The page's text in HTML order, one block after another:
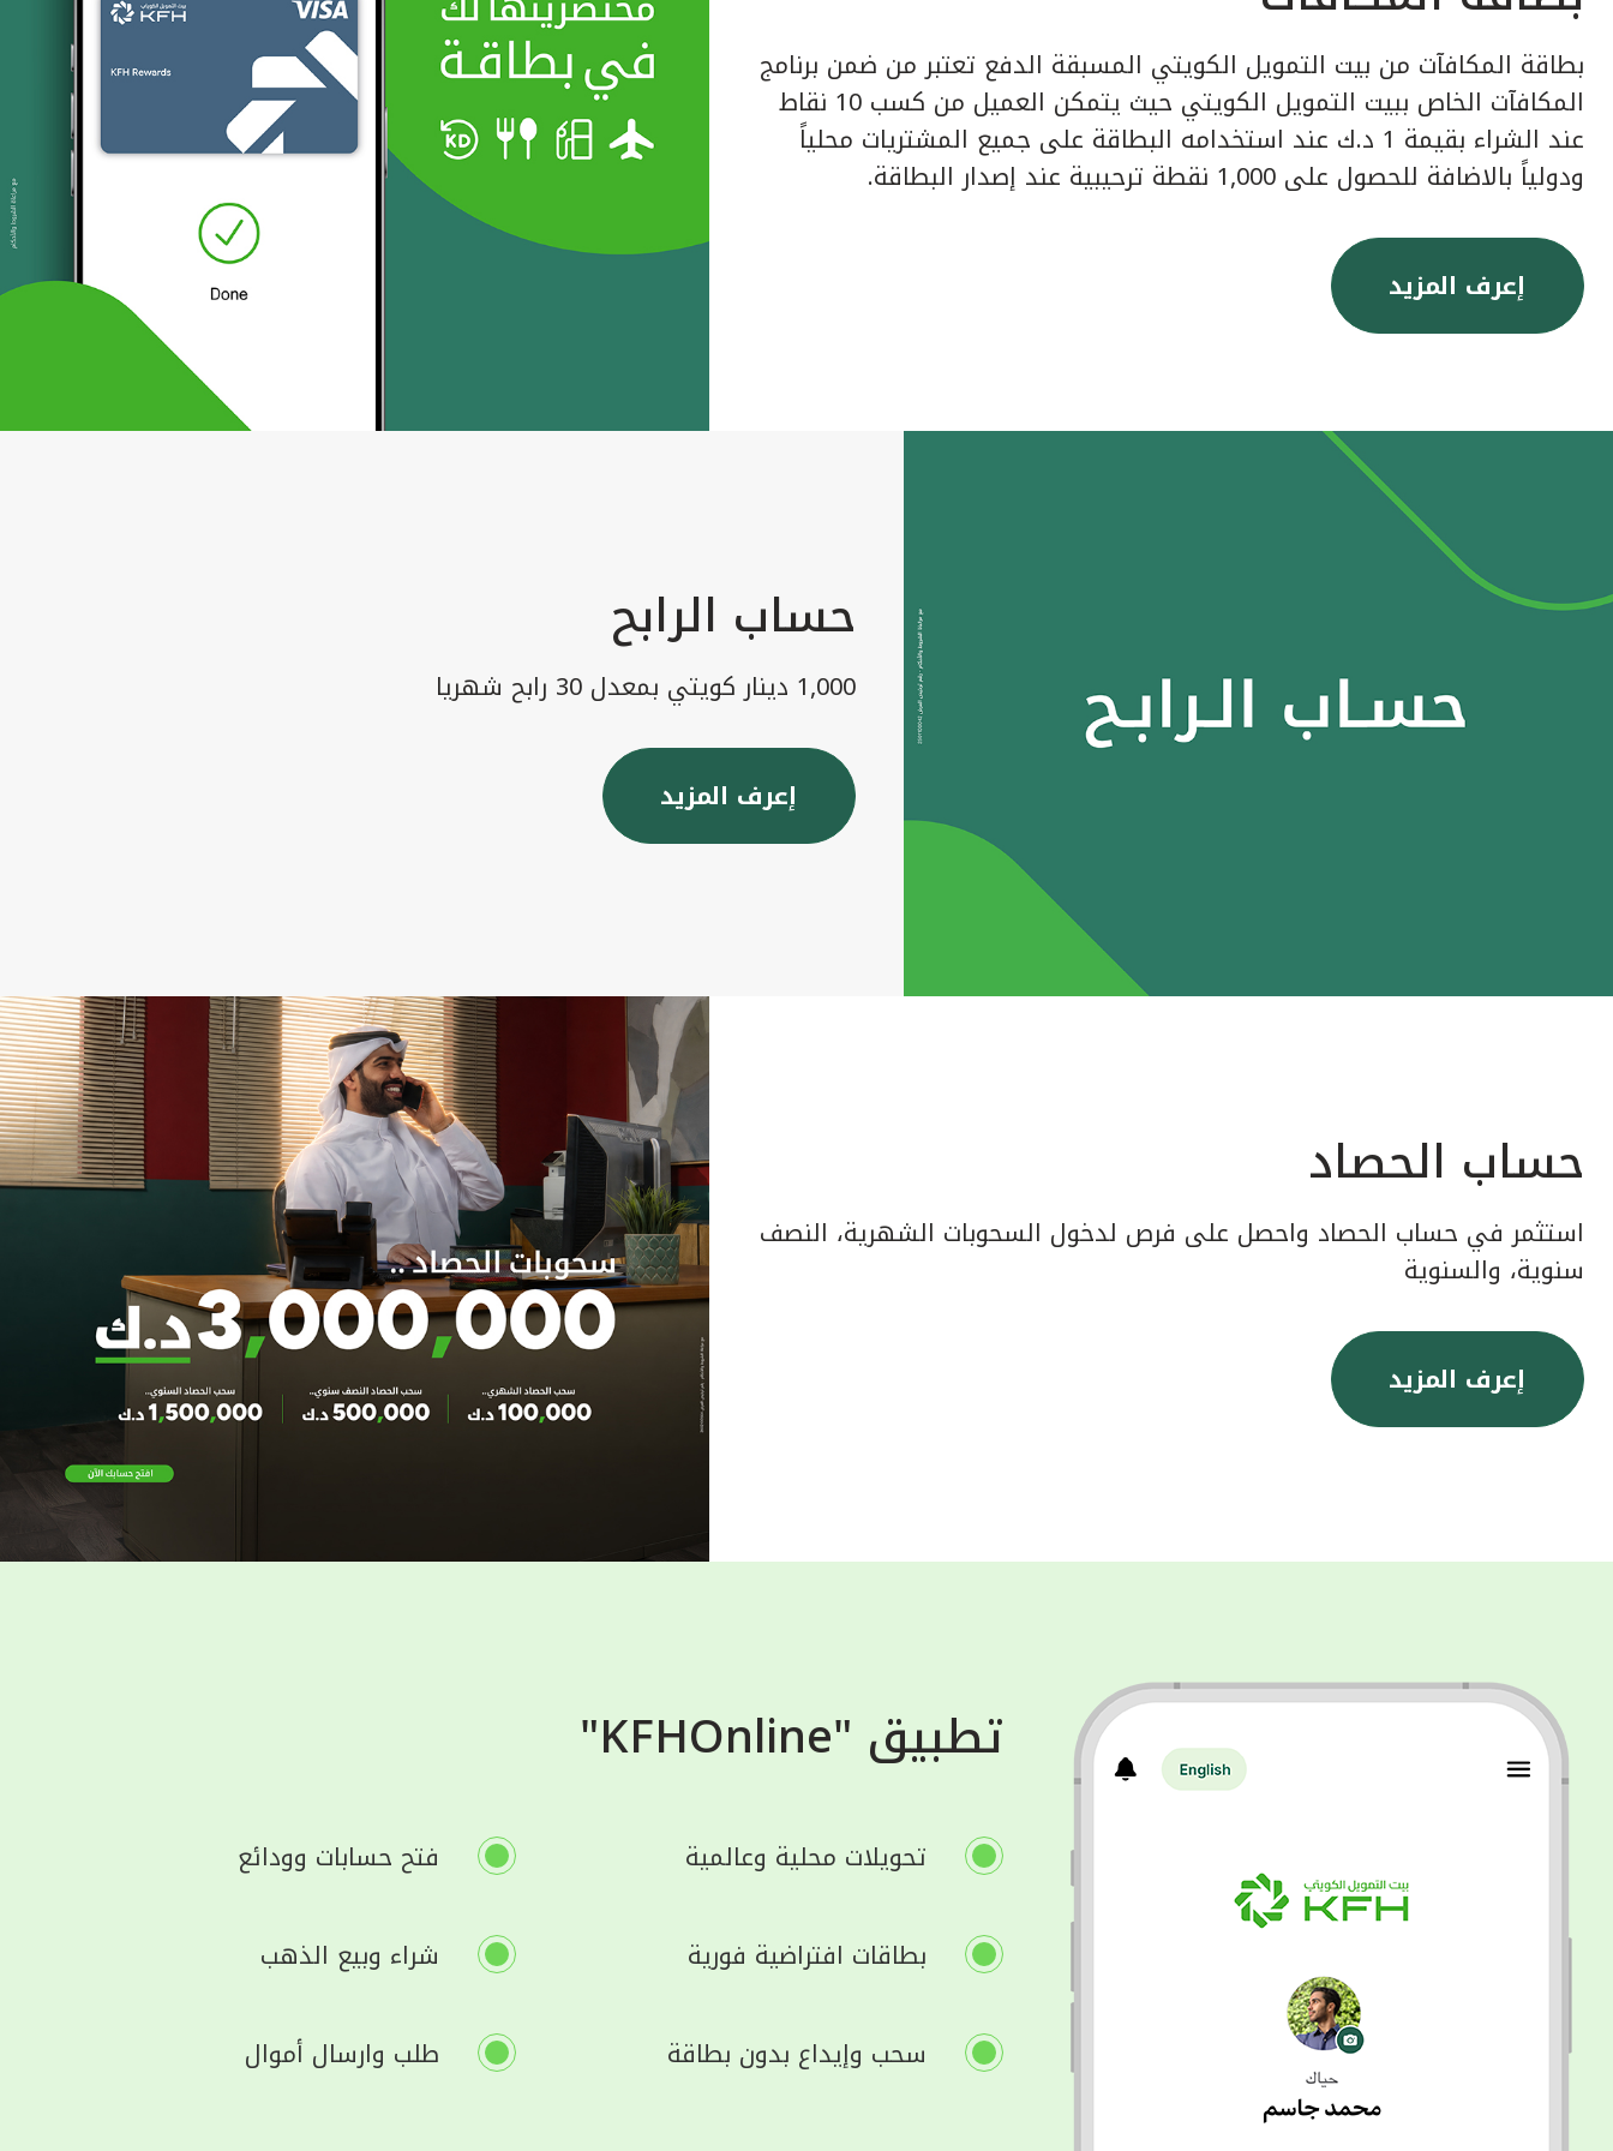
بطاقة المكافآت من بيت التمويل الكويتي المسبقة الدفع تعتبر من ضمن برنامج
المكافآت الخاص ببيت التمويل الكويتي حيث يتمكن العميل من كسب 10 نقاط
عند الشراء بقيمة 1 د.ك عند استخدامه البطاقة على جميع المشتريات محلياً
ودولياً بالاضافة للحصول على 1,000 نقطة ترحيبية عند إصدار البطاقة.
إعرف المزيد
حساب الرابح
1,000 دينار كويتي بمعدل 30 رابح شهريا
إعرف المزيد
حساب الحصاد
استثمر في حساب الحصاد واحصل على فرص لدخول السحوبات الشهرية، النصف
سنوية، والسنوية
إعرف المزيد
تطبيق "KFHOnline"
تحويلات محلية وعالمية فتح حسابات وودائع
بطاقات افتراضية فورية شراء وبيع الذهب
سحب وإيداع بدون بطاقة طلب وارسال أموال